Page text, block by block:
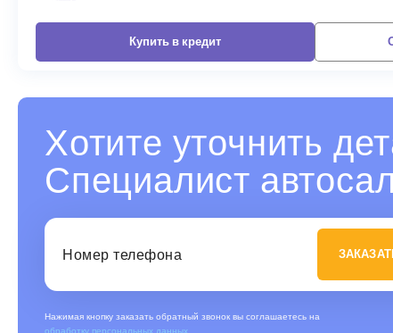
Купить в кредит
Хотите уточнить
Специалист
Нажимая кнопку заказать обратный звонок вы соглашаетесь на